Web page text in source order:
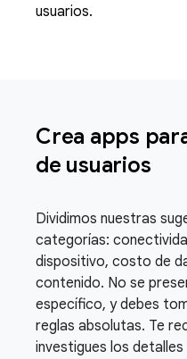
usuarios.
Crea apps
de usuarios
Dividimos nuestras
categorías:
dispositivo, costo de
contenido. No se
específico, y debes
reglas absolutas. Te
investigues los